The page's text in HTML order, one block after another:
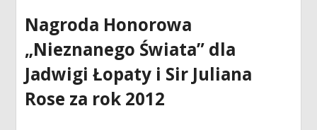
Nagroda Honorowa
„Nieznanego Świata” dla
Jadwigi Łopaty i Sir Juliana
Rose za rok 2012